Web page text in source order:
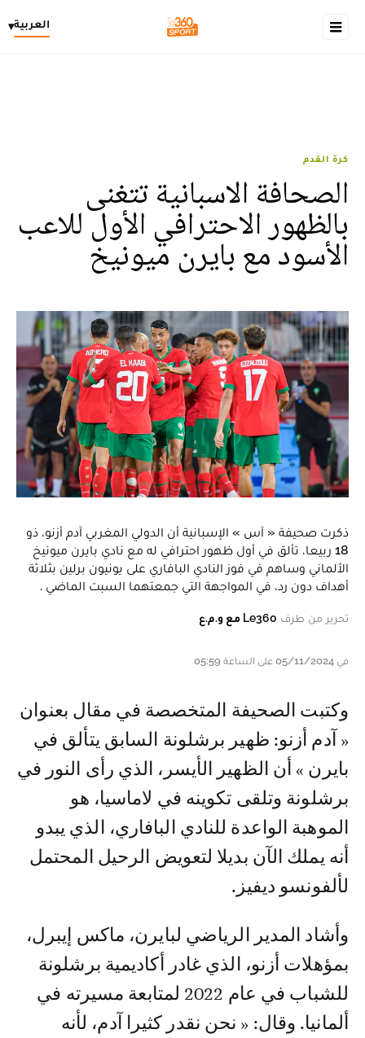
العربية▾
كرة القدم
الصحافة الاسبانية تتغنى
بالظهور الاحترافي الأول للاعب
الأسود مع بايرن ميونيخ
ذكرت صحيفة « آس » الإسبانية أن الدولي المغربي آدم أزنو، ذو
18 ربيعا، تألق في أول ظهور احترافي له مع نادي بايرن ميونيخ
الألماني وساهم في فوز النادي البافاري على يونيون برلين بثلاثة
أهداف دون رد، في المواجهة التي جمعتهما السبت الماضي .
تحرير من طرف Le360 مع و.م.ع
في 05/11/2024 على الساعة 05:59
وكتبت الصحيفة المتخصصة في مقال بعنوان
« آدم أزنو: ظهير برشلونة السابق يتألق في
بايرن » أن الظهير الأيسر، الذي رأى النور في
برشلونة وتلقى تكوينه في لاماسيا، هو
الموهبة الواعدة للنادي البافاري، الذي يبدو
أنه يملك الآن بديلا لتعويض الرحيل المحتمل
لألفونسو ديفيز.
وأشاد المدير الرياضي لبايرن، ماكس إيبرل،
بمؤهلات أزنو، الذي غادر أكاديمية برشلونة
للشباب في عام 2022 لمتابعة مسيرته في
ألمانيا. وقال: « نحن نقدر كثيرا آدم، لأنه